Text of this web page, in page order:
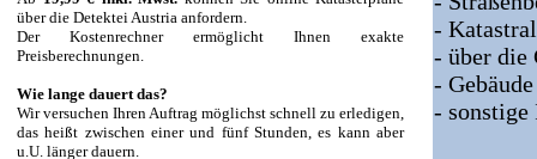
über die Detektei Austria anfordern.
Der Kostenrechner ermöglicht Ihnen exakte
Preisberechnungen.
Wie lange dauert das?
Wir versuchen Ihren Auftrag möglichst schnell zu erledigen,
das heißt zwischen einer und fünf Stunden, es kann aber
u.U. länger dauern.
-
- über die
- Gebäude
-